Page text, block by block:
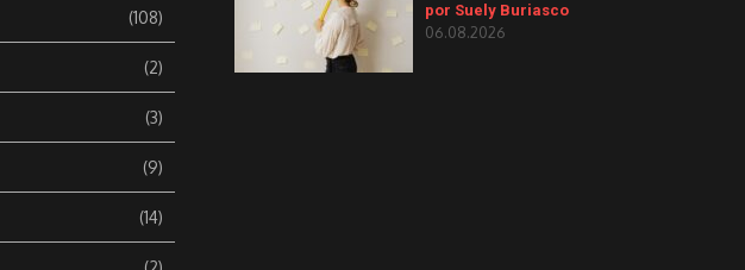
(108)
(2)
(3)
(9)
(14)
por Suely Buriasco
06.08.2026